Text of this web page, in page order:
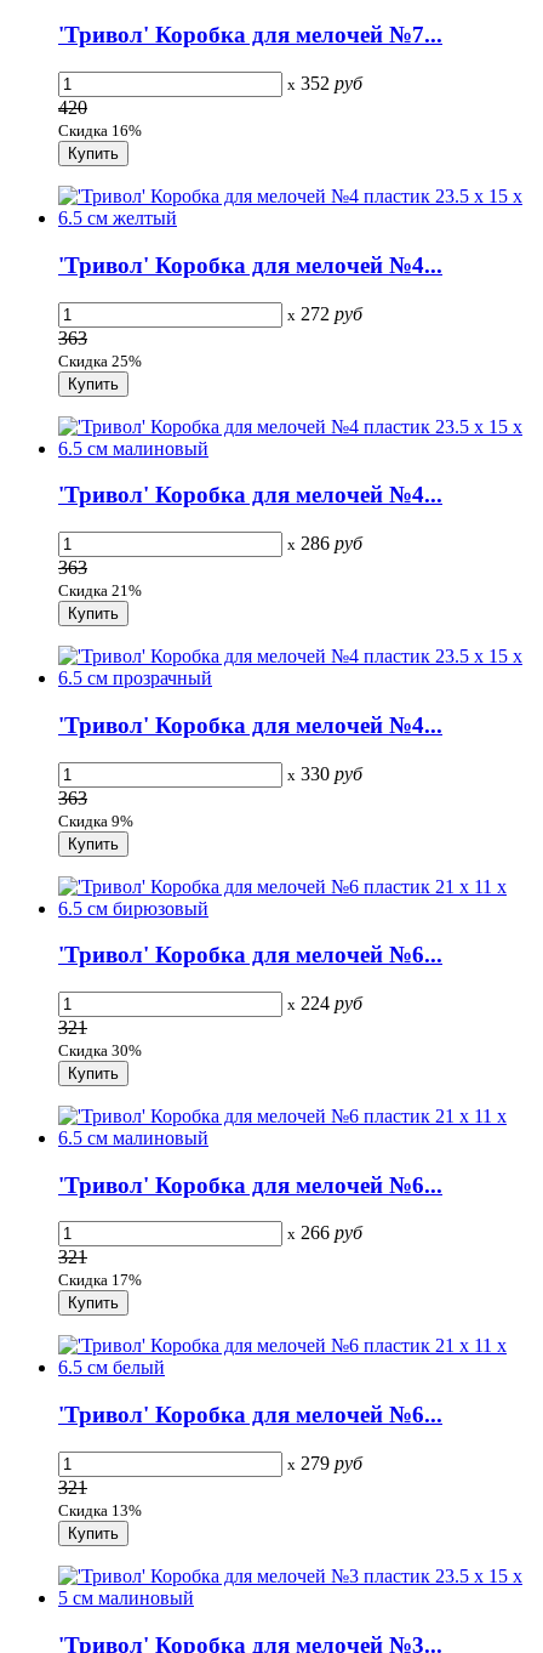
'Тривол' Коробка для мелочей №7...
x 352 руб
420
Скидка 16%
'Тривол' Коробка для мелочей №4...
x 272 руб
363
Скидка 25%
'Тривол' Коробка для мелочей №4...
x 286 руб
363
Скидка 21%
'Тривол' Коробка для мелочей №4...
x 330 руб
363
Скидка 9%
'Тривол' Коробка для мелочей №6...
x 224 руб
321
Скидка 30%
'Тривол' Коробка для мелочей №6...
x 266 руб
321
Скидка 17%
'Тривол' Коробка для мелочей №6...
x 279 руб
321
Скидка 13%
'Тривол' Коробка для мелочей №3...